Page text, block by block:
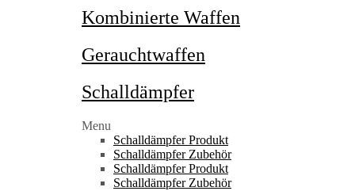
Kombinierte Waffen
Gerauchtwaffen
Schalldämpfer
Menu
Schalldämpfer Produkt
Schalldämpfer Zubehör
Schalldämpfer Produkt
Schalldämpfer Zubehör